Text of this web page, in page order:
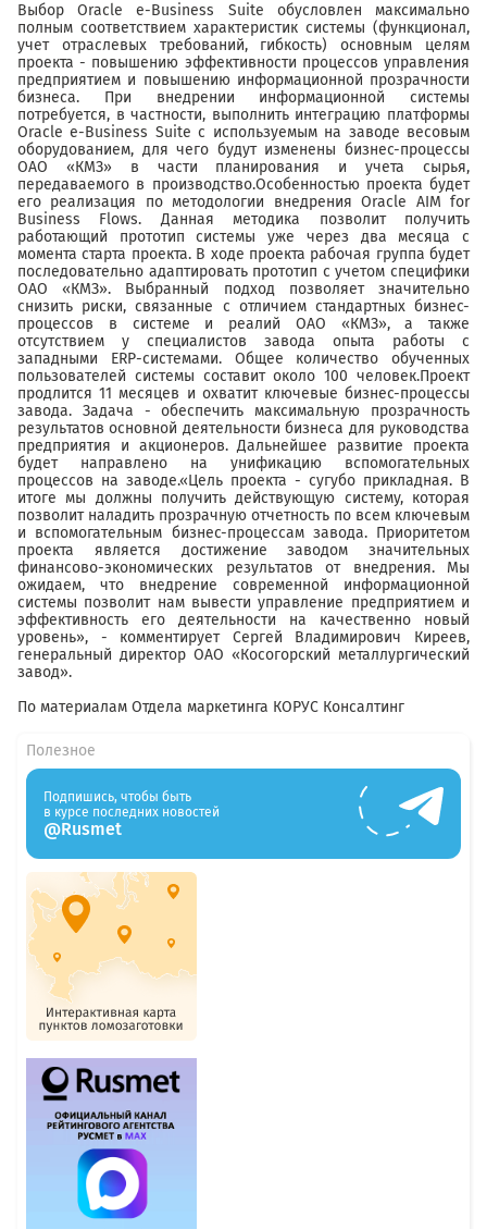
Выбор Oracle e-Business Suite обусловлен максимально
полным соответствием характеристик системы (функционал,
учет отраслевых требований, гибкость) основным целям
проекта - повышению эффективности процессов управления
предприятием и повышению информационной прозрачности
бизнеса. При внедрении информационной системы
потребуется, в частности, выполнить интеграцию платформы
Oracle e-Business Suite с используемым на заводе весовым
оборудованием, для чего будут изменены бизнес-процессы
ОАО «КМЗ» в части планирования и учета сырья,
передаваемого в производство.Особенностью проекта будет
его реализация по методологии внедрения Oracle AIM for
Business Flows. Данная методика позволит получить
работающий прототип системы уже через два месяца с
момента старта проекта. В ходе проекта рабочая группа будет
последовательно адаптировать прототип с учетом специфики
ОАО «КМЗ». Выбранный подход позволяет значительно
снизить риски, связанные с отличием стандартных бизнес-
процессов в системе и реалий ОАО «КМЗ», а также
отсутствием у специалистов завода опыта работы с
западными ERP-системами. Общее количество обученных
пользователей системы составит около 100 человек.Проект
продлится 11 месяцев и охватит ключевые бизнес-процессы
завода. Задача - обеспечить максимальную прозрачность
результатов основной деятельности бизнеса для руководства
предприятия и акционеров. Дальнейшее развитие проекта
будет направлено на унификацию вспомогательных
процессов на заводе.«Цель проекта - сугубо прикладная. В
итоге мы должны получить действующую систему, которая
позволит наладить прозрачную отчетность по всем ключевым
и вспомогательным бизнес-процессам завода. Приоритетом
проекта является достижение заводом значительных
финансово-экономических результатов от внедрения. Мы
ожидаем, что внедрение современной информационной
системы позволит нам вывести управление предприятием и
эффективность его деятельности на качественно новый
уровень», - комментирует Сергей Владимирович Киреев,
генеральный директор ОАО «Косогорский металлургический
завод».
По материалам Отдела маркетинга КОРУС Консалтинг
Полезное
Подпишись, чтобы быть
в курсе последних новостей
@Rusmet